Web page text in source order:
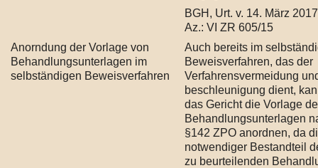
BGH, Urt. v. 14. März
Az.: VI ZR 605/15
Anorndung der Vorlage von
Behandlungsunterlagen im
selbständigen Beweisverfahren
Auch bereits im
Beweisverfahren, das der
Verfahrensvermeidung
beschleunigung dient,
das Gericht die Vorlage
Behandlungsunterlagen
§142 ZPO anordnen, da
notwendiger Bestandteil
zu beurteilenden